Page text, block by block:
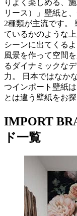
りよく楽しめる、
リース）」壁紙と
2種類が主流です。
ているかのような
シーンに出てくる
風景を作って空間
るダイナミックな
力。 日本ではなか
つインポート壁紙
とは違う壁紙をお
IMPORT
ド一覧